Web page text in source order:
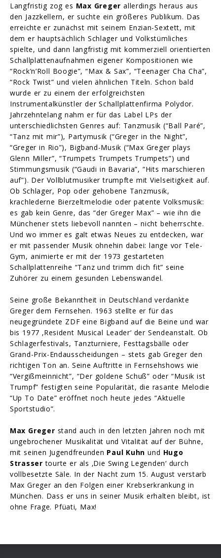
Langfristig zog es Max Greger allerdings heraus aus
den Jazzkellern, er suchte ein größeres Publikum. Das
erreichte er zunächst mit seinem Enzian-Sextett, mit
dem er hauptsächlich Schlager und Volkstümliches
spielte, und dann langfristig mit kommerziell orientierten
Schallplattenaufnahmen eigener Kompositionen wie
“Rock’n’Roll Boogie”, “Max & Sax”, “Teenager Cha Cha”,
“Rock Twist” und vielen ähnlichen Titeln. Schon bald
wurde er zu einem der erfolgreichsten
Instrumentalkünstler der Schallplattenfirma Polydor.
Jahrzehntelang nahm er für das Label LPs der
unterschiedlichsten Genres auf: Tanzmusik (“Ball Paré”,
“Tanz mit mir”), Partymusik (“Greger in the Night”,
“Greger in Rio”), Bigband-Musik (“Max Greger plays
Glenn Miller”, “Trumpets Trumpets Trumpets”) und
Stimmungsmusik (“Gaudi in Bavaria”, “Hits marschieren
auf”). Der Vollblutmusiker trumpfte mit Vielseitigkeit auf.
Ob Schlager, Pop oder gehobene Tanzmusik,
krachlederne Bierzeltmelodie oder patente Volksmusik:
es gab kein Genre, das “der Greger Max” – wie ihn die
Münchener stets liebevoll nannten – nicht beherrschte.
Und wo immer es galt etwas Neues zu entdecken, war
er mit passender Musik ohnehin dabei: lange vor Tele-
Gym, animierte er mit der 1973 gestarteten
Schallplattenreihe “Tanz und trimm dich fit” seine
Zuhörer zu einem gesunden Lebenswandel.
Seine große Bekanntheit in Deutschland verdankte
Greger dem Fernsehen. 1963 stellte er für das
neugegründete ZDF eine Bigband auf die Beine und war
bis 1977 ‚Resident Musical Leader‘ der Sendeanstalt. Ob
Schlagerfestivals, Tanzturniere, Festtagsbälle oder
Grand-Prix-Endausscheidungen – stets gab Greger den
richtigen Ton an. Seine Auftritte in Fernsehshows wie
“Vergißmeinnicht”, “Der goldene Schuß” oder “Musik ist
Trumpf” festigten seine Popularität, die rasante Melodie
“Up To Date” eröffnet noch heute jedes “Aktuelle
Sportstudio”.
Max Greger stand auch in den letzten Jahren noch mit
ungebrochener Musikalität und Vitalität auf der Bühne,
mit seinen Jugendfreunden Paul Kuhn und Hugo
Strasser tourte er als ‚Die Swing Legenden‘ durch
vollbesetzte Säle. In der Nacht zum 15. August verstarb
Max Greger an den Folgen einer Krebserkrankung in
München. Dass er uns in seiner Musik erhalten bleibt, ist
ohne Frage. Pfüati, Max!